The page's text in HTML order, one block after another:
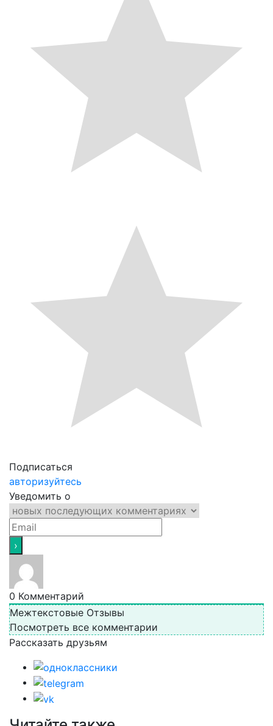
Подписаться
авторизуйтесь
Уведомить о
0 Комментарий
Межтекстовые Отзывы
Посмотреть все комментарии
Рассказать друзьям